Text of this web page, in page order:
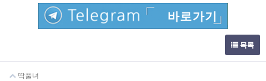
바로가기
목록
딱풀녀